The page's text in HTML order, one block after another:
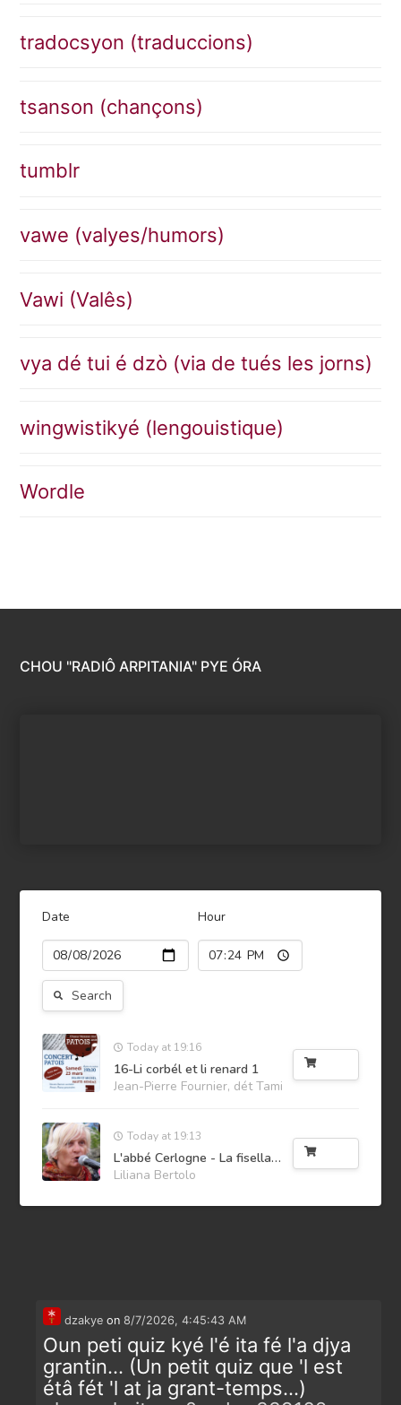
tradocsyon (traduccions)
tsanson (chançons)
tumblr
vawe (valyes/humors)
Vawi (Valês)
vya dé tui é dzò (via de tués les jorns)
wingwistikyé (lengouistique)
Wordle
CHOU "RADIÔ ARPITANIA" PYE ÓRA
Date Hour
Search
Today at 19:16
16-Li corbél et li renard 1
Jean-Pierre Fournier, dét Tami
Today at 19:13
L'abbé Cerlogne - La fisella 2013
Liliana Bertolo
dzakye on 8/7/2026, 4:45:43 AM
Oun peti quiz kyé l'é ita fé l'a djya
grantin... (Un petit quiz que 'l est
étâ fét 'l at ja grant-temps...)